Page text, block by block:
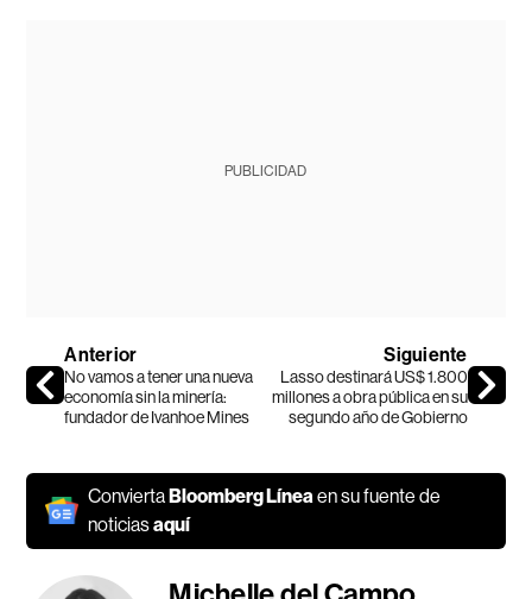
PUBLICIDAD
Anterior
No vamos a tener una nueva
economía sin la minería:
fundador de Ivanhoe Mines
Siguiente
Lasso destinará US$ 1.800
millones a obra pública en su
segundo año de Gobierno
ConviertaBloomberg Línea en su fuente de
noticiasaquí